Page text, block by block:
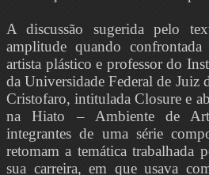
A discussão sugerida pelo
amplitude quando
artista plástico e professor do
da Universidade Federal de Juiz
Cristofaro, intitulada Closure e
na Hiato – Ambiente de
integrantes de uma série
retomam a temática trabalhada
sua carreira, em que usava